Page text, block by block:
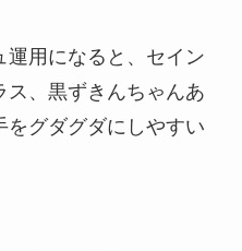
運用になると、セイン
ス、黒ずきんちゃんあ
をグダグダにしやすい